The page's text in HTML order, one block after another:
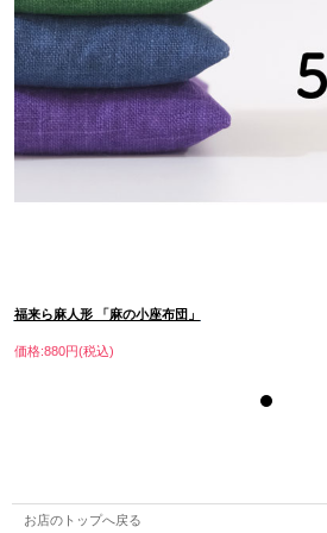
福来ら麻人形 「麻の小座布団」
価格:880円(税込)
お店のトップへ戻る